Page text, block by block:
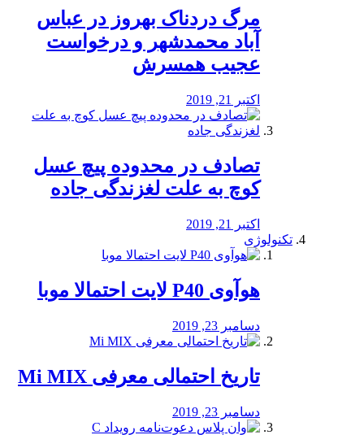
مرگ دردناک بهروز در عباس
آباد محمدشهر و درخواست
عجیب همسرش
اکتبر 21, 2019
تصادف در محدوده پیچ عسل
کوچ به علت لغزندگی جاده
اکتبر 21, 2019
تکنولوژی
هوآوی P40 لایت احتمالا موبا
دسامبر 23, 2019
تاریخ احتمالی معرفی Mi MIX
دسامبر 23, 2019